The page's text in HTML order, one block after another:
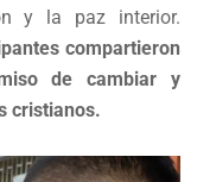
y la paz interior.
compartieron
de cambiar y
cristianos.